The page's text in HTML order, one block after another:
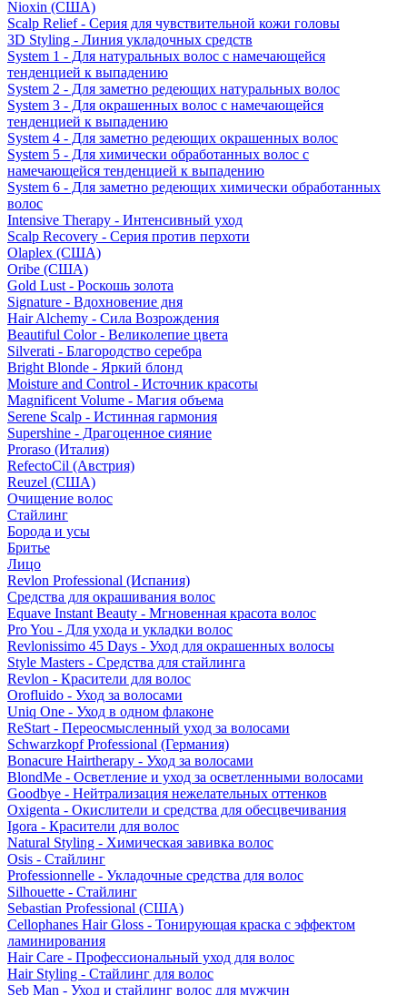
Nioxin (США)
Scalp Relief - Серия для чувствительной кожи головы
3D Styling - Линия укладочных средств
System 1 - Для натуральных волос с намечающейся
тенденцией к выпадению
System 2 - Для заметно редеющих натуральных волос
System 3 - Для окрашенных волос с намечающейся
тенденцией к выпадению
System 4 - Для заметно редеющих окрашенных волос
System 5 - Для химически обработанных волос с
намечающейся тенденцией к выпадению
System 6 - Для заметно редеющих химически обработанных
волос
Intensive Therapy - Интенсивный уход
Scalp Recovery - Серия против перхоти
Olaplex (США)
Oribe (США)
Gold Lust - Роскошь золота
Signature - Вдохновение дня
Hair Alchemy - Сила Возрождения
Beautiful Color - Великолепие цвета
Silverati - Благородство серебра
Bright Blonde - Яркий блонд
Moisture and Control - Источник красоты
Magnificent Volume - Магия объема
Serene Scalp - Истинная гармония
Supershine - Драгоценное сияние
Proraso (Италия)
RefectoCil (Австрия)
Reuzel (США)
Очищение волос
Стайлинг
Борода и усы
Бритье
Лицо
Revlon Professional (Испания)
Средства для окрашивания волос
Equave Instant Beauty - Мгновенная красота волос
Pro You - Для ухода и укладки волос
Revlonissimo 45 Days - Уход для окрашенных волосы
Style Masters - Средства для стайлинга
Revlon - Красители для волос
Orofluido - Уход за волосами
Uniq One - Уход в одном флаконе
ReStart - Переосмысленный уход за волосами
Schwarzkopf Professional (Германия)
Bonacure Hairtherapy - Уход за волосами
BlondMe - Осветление и уход за осветленными волосами
Goodbye - Нейтрализация нежелательных оттенков
Oxigenta - Окислители и средства для обесцвечивания
Igora - Красители для волос
Natural Styling - Химическая завивка волос
Osis - Стайлинг
Professionnelle - Укладочные средства для волос
Silhouette - Стайлинг
Sebastian Professional (США)
Cellophanes Hair Gloss - Тонирующая краска с эффектом
ламинирования
Hair Care - Профессиональный уход для волос
Hair Styling - Стайлинг для волос
Seb Man - Уход и стайлинг волос для мужчин